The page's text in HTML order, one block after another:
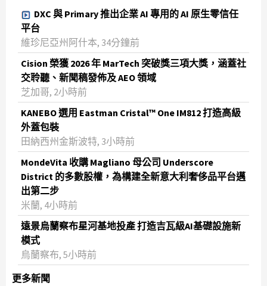
DXC 與 Primary 推出企業 AI 專用的 AI 原生零信任
平台
維珍尼亞州阿什本, 34分鐘前
Cision 榮獲 2026 年 MarTech 突破獎三項大獎，涵蓋社
交聆聽、新聞稿發佈及 AEO 領域
芝加哥, 2小時前
KANEBO 選用 Eastman Cristal™ One IM812 打造高級
外蓋包裝
田納西州金斯波特, 3小時前
MondeVita 收購 Magliano 母公司 Underscore
District 的多數股權，為構建全新意大利奢侈品平台邁
出第二步
米蘭, 4小時前
遠景烏蘭察布星河基地投產 打造吉瓦級AI基礎設施新
模式
烏蘭察布, 5小時前
更多新聞